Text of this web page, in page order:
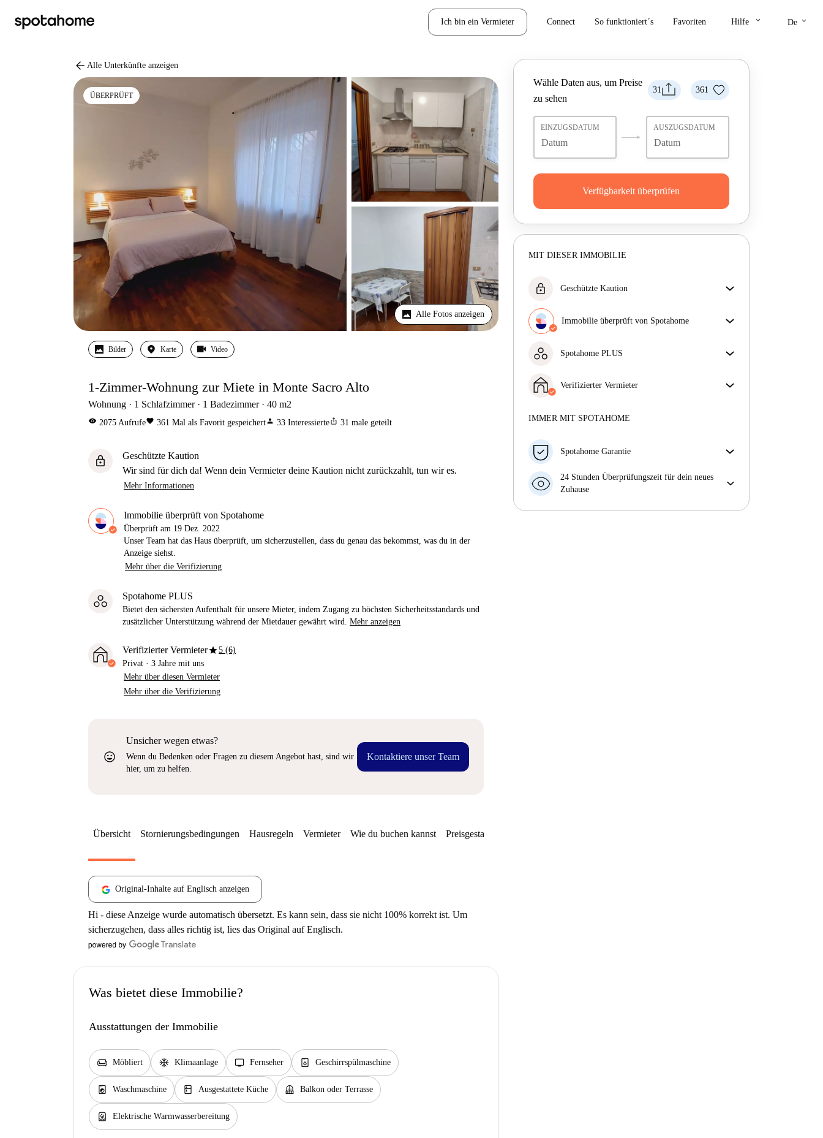
Ich bin ein Vermieter Connect So funktioniert´s Favoriten Hilfe keyboard_arrow_down De keyboard_arrow_down
arrow_back Alle Unterkünfte anzeigen
ÜBERPRÜFT
Alle Fotos anzeigen
Bilder Karte Video
1-Zimmer-Wohnung zur Miete in Monte Sacro Alto
Wohnung 1 Schlafzimmer 1 Badezimmer 40 m2
visibility 2075 Aufrufefavorite 361 Mal als Favorit gespeichertperson 33 Interessierteios_share 31 male geteilt
lock
Geschützte Kaution
Wir sind für dich da! Wenn dein Vermieter deine Kaution nicht zurückzahlt, tun wir es.
Mehr Informationen
Immobilie überprüft von Spotahome
Überprüft am 19 Dez. 2022
Unser Team hat das Haus überprüft, um sicherzustellen, dass du genau das bekommst, was du in der
Anzeige siehst.
Mehr über die Verifizierung
Spotahome PLUS
Bietet den sichersten Aufenthalt für unsere Mieter, indem Zugang zu höchsten Sicherheitsstandards und
zusätzlicher Unterstützung während der Mietdauer gewährt wird. Mehr anzeigen
Verifizierter Vermieterstar5 (6)
Privat · 3 Jahre mit uns
Mehr über diesen Vermieter
Mehr über die Verifizierung
sentiment_very_satisfied
Unsicher wegen etwas?
Wenn du Bedenken oder Fragen zu diesem Angebot hast, sind wir
hier, um zu helfen.
Kontaktiere unser Team
31 361
Wähle Daten aus, um Preise
zu sehen
EINZUGSDATUM AUSZUGSDATUM
Verfügbarkeit überprüfen
MIT DIESER IMMOBILIE
lock Geschützte Kaution
Kaution nicht zurückzahlt, tun wir es.
Mehr Informationen
Immobilie überprüft von Spotahome
sicherzustellen, dass du genau das bekommst, was du
Mehr über die Verifizierung
Spotahome PLUS
indem Zugang zu höchsten Sicherheitsstandards und
zusätzlicher Unterstützung während der Mietdauer
Verifizierter Vermieter
Mehr über diesen Vermieter
IMMER MIT SPOTAHOME
Spotahome Garantie
Falls der Vermieter deine Buchung kurzfristig
storniert, werden wir dir entweder A) ein Hotel
finden oder B) den gezahlten Betrag vollständig
24 Stunden Überprüfungszeit für dein neues
Zuhause
Übersicht Stornierungsbedingungen Hausregeln Vermieter Wie du buchen kannst Preisgestaltung
Original-Inhalte auf Englisch anzeigen
Hi - diese Anzeige wurde automatisch übersetzt. Es kann sein, dass sie nicht 100% korrekt ist. Um
sicherzugehen, dass alles richtig ist, lies das Original auf Englisch.
Was bietet diese Immobilie?
Ausstattungen der Immobilie
chair Möbliert ac_unit Klimaanlage tv Fernseher dishwasher_gen Geschirrspülmaschine
local_laundry_service Waschmaschine kitchen Ausgestattete Küche balcony Balkon oder Terrasse
water_heater Elektrische Warmwasserbereitung